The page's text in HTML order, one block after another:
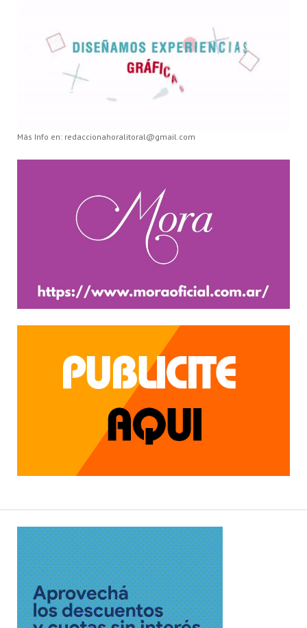
Más Info en: redaccionahoralitoral@gmail.com